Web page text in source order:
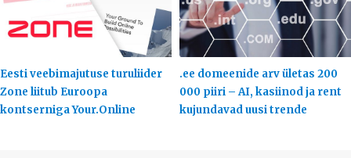
Eesti veebimajutuse turuliider
Zone liitub Euroopa
kontserniga Your.Online
.ee domeenide arv ületas 200
000 piiri – AI, kasiinod ja rent
kujundavad uusi trende